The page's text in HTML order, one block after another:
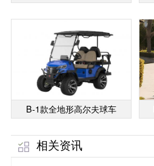
B-1款全地形高尔夫球车
相关资讯